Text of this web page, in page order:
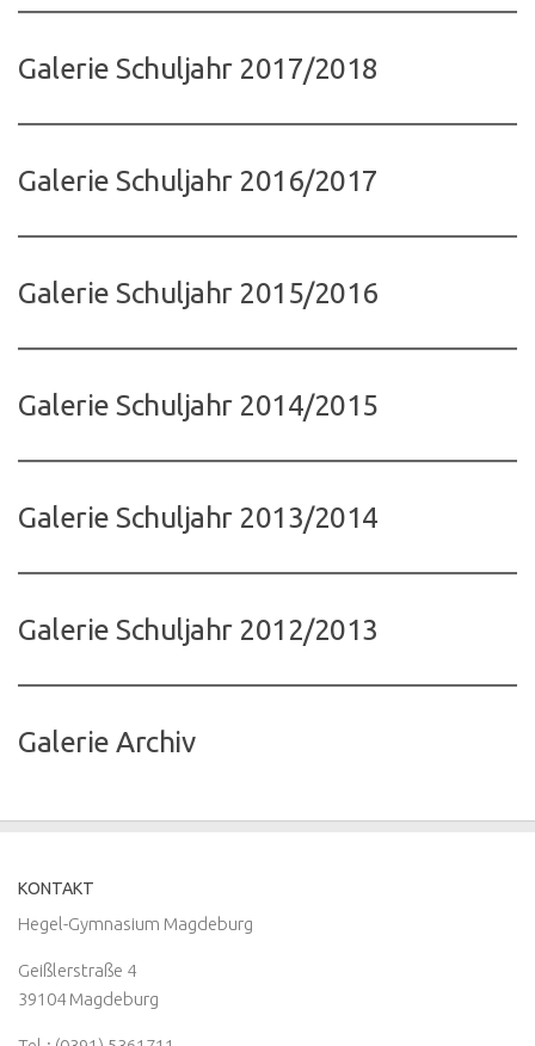
Galerie Schuljahr 2017/2018
Galerie Schuljahr 2016/2017
Galerie Schuljahr 2015/2016
Galerie Schuljahr 2014/2015
Galerie Schuljahr 2013/2014
Galerie Schuljahr 2012/2013
Galerie Archiv
KONTAKT
Hegel-Gymnasium Magdeburg
Geißlerstraße 4
39104 Magdeburg